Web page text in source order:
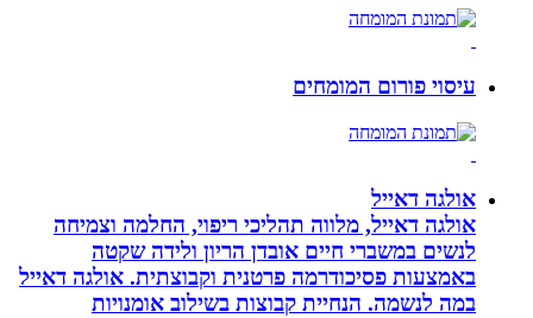
עיסוי פורום המומחים
אולגה דאייל
אולגה דאייל, מלווה תהליכי ריפוי, החלמה וצמיחה
לנשים במשברי חיים אובדן הריון ולידה שקטה
באמצעות פסיכודרמה פרטנית וקבוצתית. אולגה דאייל
במה לנשמה. ‏הנחיית קבוצות בשילוב אומנויות‏